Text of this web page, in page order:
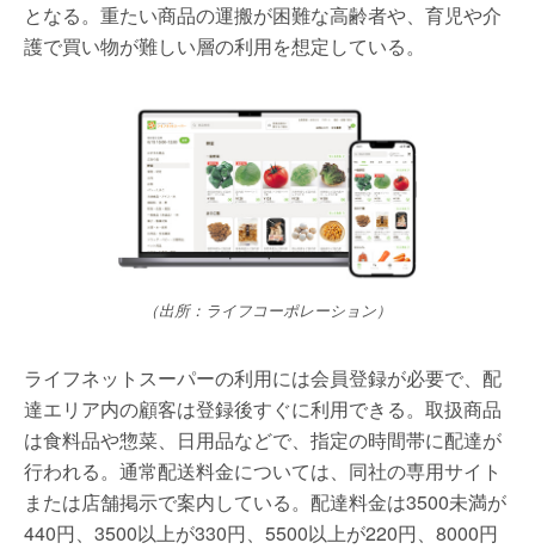
となる。重たい商品の運搬が困難な高齢者や、育児や介
護で買い物が難しい層の利用を想定している。
（出所：ライフコーポレーション）
ライフネットスーパーの利用には会員登録が必要で、配
達エリア内の顧客は登録後すぐに利用できる。取扱商品
は食料品や惣菜、日用品などで、指定の時間帯に配達が
行われる。通常配送料金については、同社の専用サイト
または店舗掲示で案内している。配達料金は3500未満が
440円、3500以上が330円、5500以上が220円、8000円